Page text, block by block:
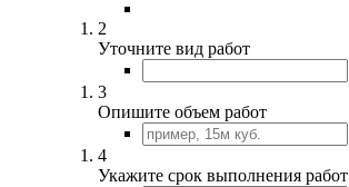
2
Уточните вид работ
3
Опишите объем работ
4
Укажите срок выполнения работ